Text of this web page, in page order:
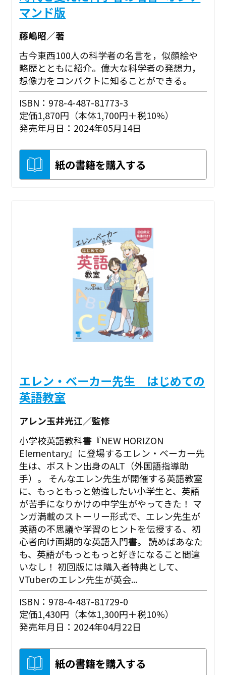
マンド版
藤嶋昭／著
古今東西100人の科学者の名言を，似顔絵や
略歴とともに紹介。偉大な科学者の発想力，
想像力をコンパクトに知ることができる。
ISBN：978-4-487-81773-3
定価1,870円（本体1,700円＋税10%）
発売年月日：2024年05月14日
紙の書籍を購入する
エレン・ベーカー先生 はじめての
英語教室
アレン玉井光江／監修
小学校英語教科書『NEW HORIZON
Elementary』に登場するエレン・ベーカー先
生は、ボストン出身のALT（外国語指導助
手）。 そんなエレン先生が開催する英語教室
に、もっともっと勉強したい小学生と、英語
が苦手になりかけの中学生がやってきた！ マ
ンガ満載のストーリー形式で、エレン先生が
英語の不思議や学習のヒントを伝授する、初
心者向け画期的な英語入門書。 読めばあなた
も、英語がもっともっと好きになること間違
いなし！ 初回版には購入者特典として、
VTuberのエレン先生が英会...
ISBN：978-4-487-81729-0
定価1,430円（本体1,300円＋税10%）
発売年月日：2024年04月22日
紙の書籍を購入する